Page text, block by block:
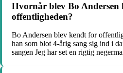
Hvornår blev Bo Andersen
offentligheden?
Bo Andersen blev kendt for
han som blot 4-årig sang sig ind i
sangen Jeg har set en rigtig